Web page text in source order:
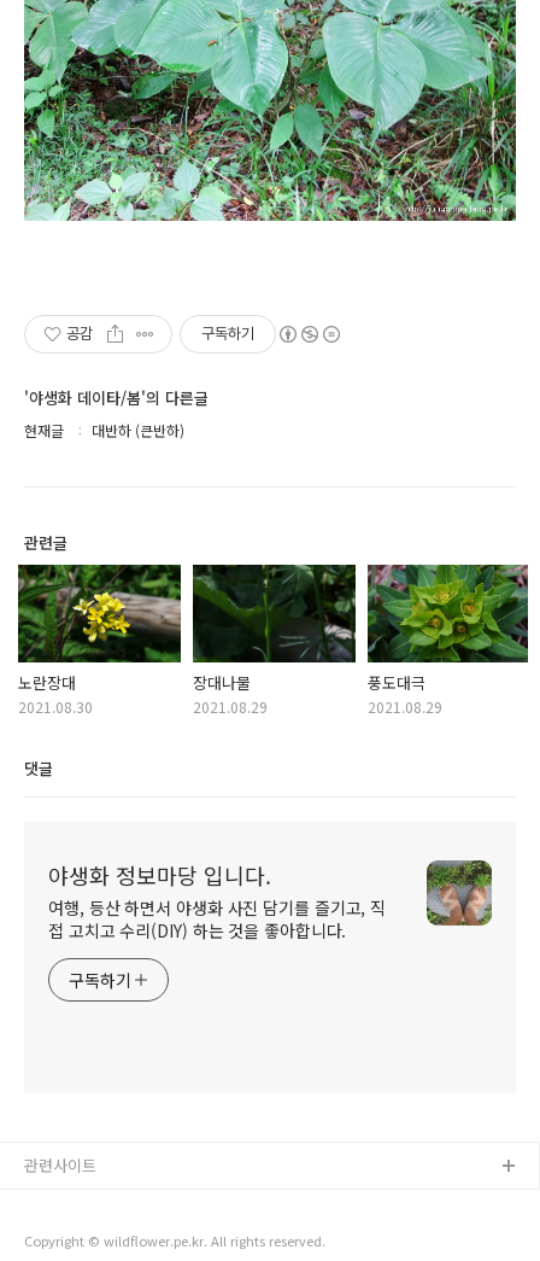
공감 구독하기
'야생화 데이타/봄'의 다른글
현재글 대반하 (큰반하)
관련글
노란장대
2021.08.30
장대나물
2021.08.29
풍도대극
2021.08.29
댓글
야생화 정보마당 입니다.
여행, 등산 하면서 야생화 사진 담기를 즐기고, 직
접 고치고 수리(DIY) 하는 것을 좋아합니다.
구독하기
Copyright © wildflower.pe.kr. All rights reserved.
관련사이트